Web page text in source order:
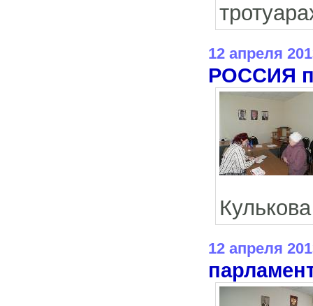
12 апреля
РОССИЯ
12 апреля